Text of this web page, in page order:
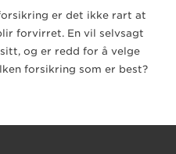
er det ikke rart at
forvirret. En vil selvsagt
og er redd for å velge
forsikring som er best?